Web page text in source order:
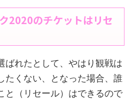
2020のチケットはリセ
ばれたとして、やはり観戦は
たくない、となった場合、誰
と（リセール）はできるので